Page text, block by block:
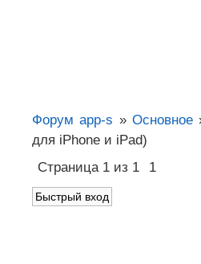
Форум app-s » Основное
для iPhone и iPad)
Страница 1 из 1 1